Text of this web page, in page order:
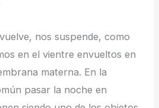
nos suspende, como
en el vientre envueltos en
materna. En la
pasar la noche en